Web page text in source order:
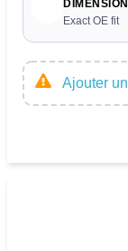
Exact OE fit
Ajouter